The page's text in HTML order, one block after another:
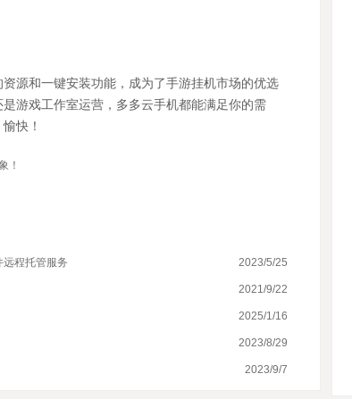
源和一键安装功能，成为了手游挂机市场的优选
游戏工作室运营，多多云手机都能满足你的需
快！
！
程托管服务 2023/5/25
2021/9/22
2025/1/16
2023/8/29
2023/9/7
咸鱼之王怎
云手机免费
梦想养成计
云挂机四叶